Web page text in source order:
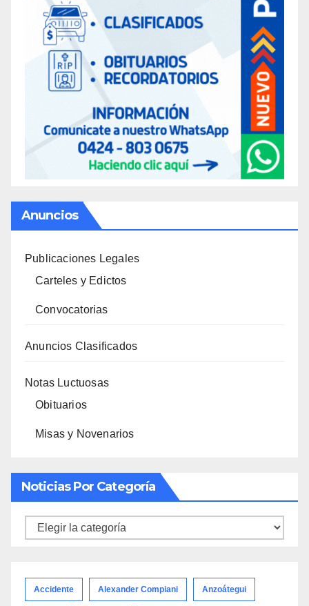
Anuncios
Publicaciones Legales
Carteles y Edictos
Convocatorias
Anuncios Clasificados
Notas Luctuosas
Obituarios
Misas y Novenarios
Noticias Por Categoría
Noticias
Accidente Alexander Compiani Anzoátegui